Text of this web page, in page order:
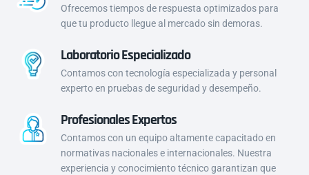
Ofrecemos tiempos de respuesta optimizados para
que tu producto llegue al mercado sin demoras.
Laboratorio Especializado
Contamos con tecnología especializada y personal
experto en pruebas de seguridad y desempeño.
Profesionales Expertos
Contamos con un equipo altamente capacitado en
normativas nacionales e internacionales. Nuestra
experiencia y conocimiento técnico garantizan que